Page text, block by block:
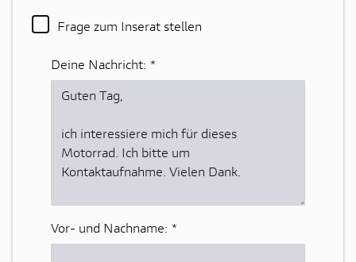
Frage zum Inserat stellen
Deine Nachricht: *
Vor- und Nachname: *